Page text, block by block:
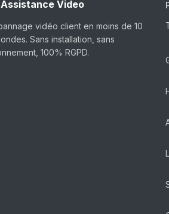
Assistance Video
vidéo client en moins de 10
Sans installation, sans
100% RGPD.